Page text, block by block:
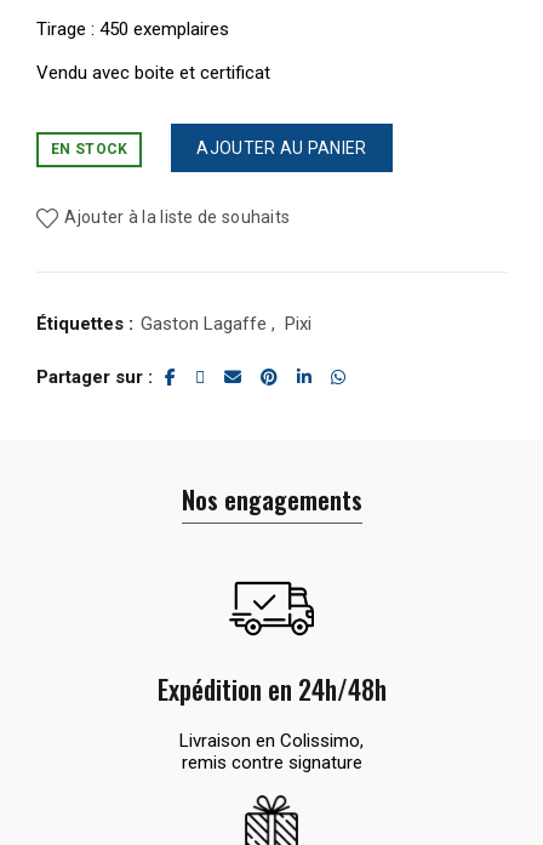
Tirage : 450 exemplaires
Vendu avec boite et certificat
EN STOCK AJOUTER AU PANIER
Ajouter à la liste de souhaits
Étiquettes : Gaston Lagaffe , Pixi
Partager sur
Nos engagements
Expédition en 24h/48h
Livraison en Colissimo,
remis contre signature